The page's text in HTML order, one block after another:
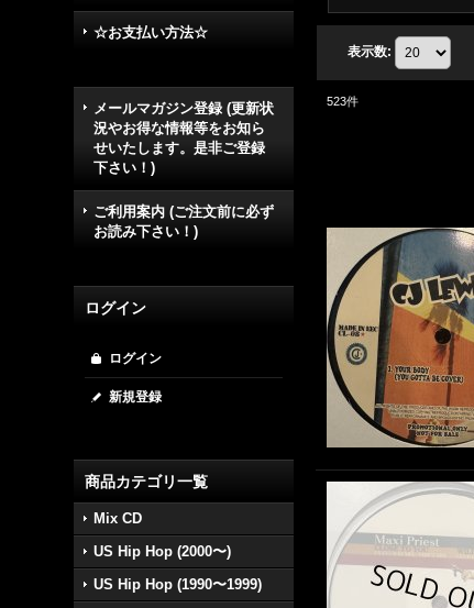
☆お支払い方法☆
メールマガジン登録 (更新状
況やお得な情報等をお知ら
せいたします。是非ご登録
下さい！)
ご利用案内 (ご注文前に必ず
お読み下さい！)
ログイン
ログイン
新規登録
商品カテゴリ一覧
Mix CD
US Hip Hop (2000〜)
US Hip Hop (1990〜1999)
表示数:
523件